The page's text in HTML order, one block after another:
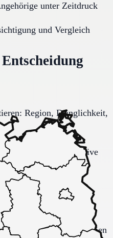
unter Zeitdruck
und Vergleich
Region, Dringlichkeit,
Mobilität, kognitive
Rückmeldungen
mit festen Muss-Kriterien